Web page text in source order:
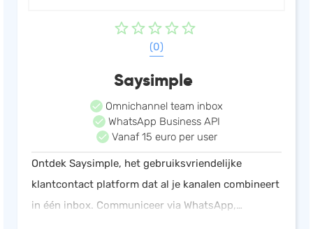
(0)
Saysimple
Omnichannel team inbox
WhatsApp Business API
Vanaf 15 euro per user
Ontdek Saysimple, het gebruiksvriendelijke
klantcontact platform dat al je kanalen combineert
in één inbox. Communiceer via WhatsApp,